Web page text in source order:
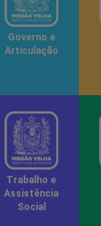
Governo e
Articulação
Trabalho e
Assistência
Social